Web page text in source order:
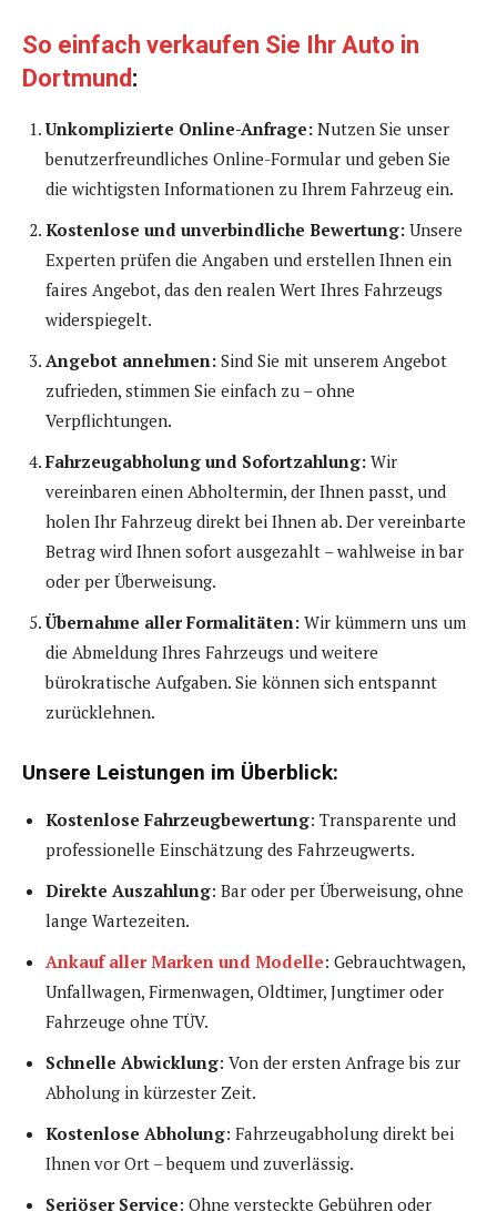
So einfach verkaufen Sie Ihr Auto in
Dortmund:
Unkomplizierte Online-Anfrage: Nutzen Sie unser
benutzerfreundliches Online-Formular und geben Sie
die wichtigsten Informationen zu Ihrem Fahrzeug ein.
Kostenlose und unverbindliche Bewertung: Unsere
Experten prüfen die Angaben und erstellen Ihnen ein
faires Angebot, das den realen Wert Ihres Fahrzeugs
widerspiegelt.
Angebot annehmen: Sind Sie mit unserem Angebot
zufrieden, stimmen Sie einfach zu – ohne
Verpflichtungen.
Fahrzeugabholung und Sofortzahlung: Wir
vereinbaren einen Abholtermin, der Ihnen passt, und
holen Ihr Fahrzeug direkt bei Ihnen ab. Der vereinbarte
Betrag wird Ihnen sofort ausgezahlt – wahlweise in bar
oder per Überweisung.
Übernahme aller Formalitäten: Wir kümmern uns um
die Abmeldung Ihres Fahrzeugs und weitere
bürokratische Aufgaben. Sie können sich entspannt
zurücklehnen.
Unsere Leistungen im Überblick:
Kostenlose Fahrzeugbewertung: Transparente und
professionelle Einschätzung des Fahrzeugwerts.
Direkte Auszahlung: Bar oder per Überweisung, ohne
lange Wartezeiten.
Ankauf aller Marken und Modelle: Gebrauchtwagen,
Unfallwagen, Firmenwagen, Oldtimer, Jungtimer oder
Fahrzeuge ohne TÜV.
Schnelle Abwicklung: Von der ersten Anfrage bis zur
Abholung in kürzester Zeit.
Kostenlose Abholung: Fahrzeugabholung direkt bei
Ihnen vor Ort – bequem und zuverlässig.
Seriöser Service: Ohne versteckte Gebühren oder